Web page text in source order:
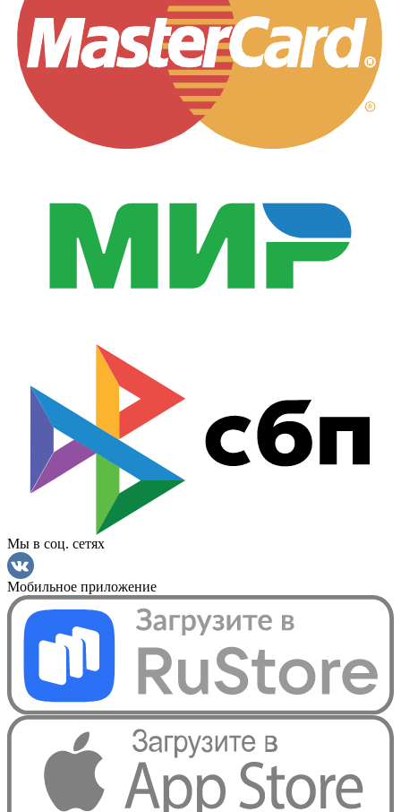
Мы в соц. сетях
Мобильное приложение